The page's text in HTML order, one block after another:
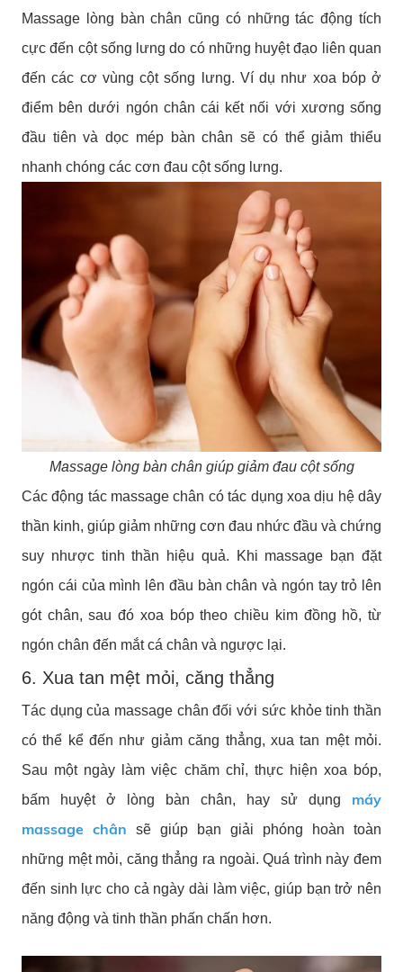
Massage lòng bàn chân cũng có những tác động tích
cực đến cột sống lưng do có những huyệt đạo liên quan
đến các cơ vùng cột sống lưng. Ví dụ như xoa bóp ở
điểm bên dưới ngón chân cái kết nối với xương sống
đầu tiên và dọc mép bàn chân sẽ có thể giảm thiểu
nhanh chóng các cơn đau cột sống lưng.
Massage lòng bàn chân giúp giảm đau cột sống
Các động tác massage chân có tác dụng xoa dịu hệ dây
thần kinh, giúp giảm những cơn đau nhức đầu và chứng
suy nhược tinh thần hiệu quả. Khi massage bạn đặt
ngón cái của mình lên đầu bàn chân và ngón tay trỏ lên
gót chân, sau đó xoa bóp theo chiều kim đồng hồ, từ
ngón chân đến mắt cá chân và ngược lại.
6. Xua tan mệt mỏi, căng thẳng
Tác dụng của massage chân đối với sức khỏe tinh thần
có thể kể đến như giảm căng thẳng, xua tan mệt mỏi.
Sau một ngày làm việc chăm chỉ, thực hiện xoa bóp,
bấm huyệt ở lòng bàn chân, hay sử dụng máy
massage chân sẽ giúp bạn giải phóng hoàn toàn
những mệt mỏi, căng thẳng ra ngoài. Quá trình này đem
đến sinh lực cho cả ngày dài làm việc, giúp bạn trở nên
năng động và tinh thần phấn chấn hơn.